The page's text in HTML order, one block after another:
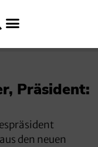
Präsident:
den neuen